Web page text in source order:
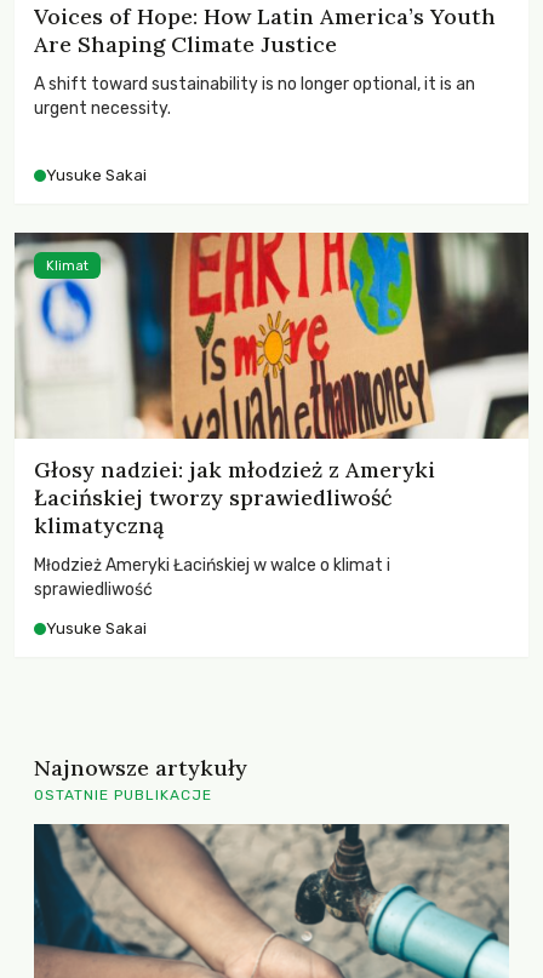
Voices of Hope: How Latin America’s Youth
Are Shaping Climate Justice
A shift toward sustainability is no longer optional, it is an
urgent necessity.
Yusuke Sakai
Głosy nadziei: jak młodzież z Ameryki
Łacińskiej tworzy sprawiedliwość
klimatyczną
Młodzież Ameryki Łacińskiej w walce o klimat i
sprawiedliwość
Yusuke Sakai
Klimat
Najnowsze artykuły
OSTATNIE PUBLIKACJE